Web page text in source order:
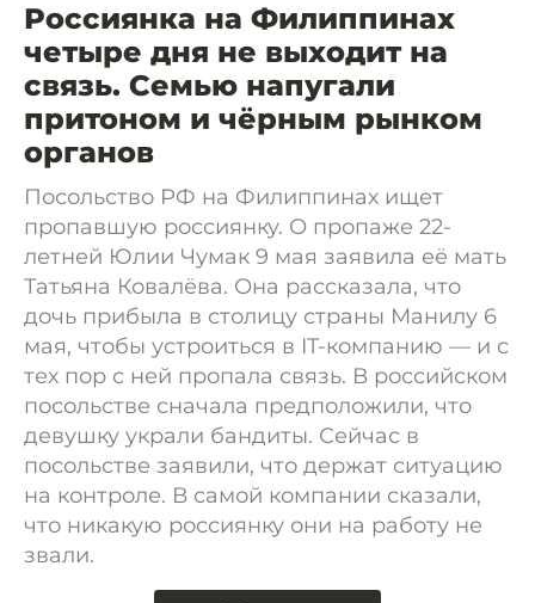
Россиянка на Филиппинах
четыре дня не выходит на
связь. Семью напугали
притоном и чёрным рынком
органов
Посольство РФ на Филиппинах ищет
пропавшую россиянку. О пропаже 22-
летней Юлии Чумак 9 мая заявила её мать
Татьяна Ковалёва. Она рассказала, что
дочь прибыла в столицу страны Манилу 6
мая, чтобы устроиться в IT-компанию — и с
тех пор с ней пропала связь. В российском
посольстве сначала предположили, что
девушку украли бандиты. Сейчас в
посольстве заявили, что держат ситуацию
на контроле. В самой компании сказали,
что никакую россиянку они на работу не
звали.